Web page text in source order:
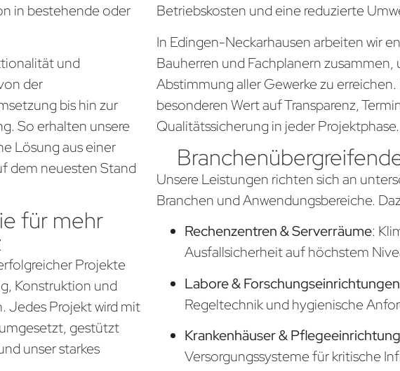
in bestehende oder
und
der
bis hin zur
So erhalten unsere
Lösung aus einer
dem neuesten Stand
für mehr
Projekte
Konstruktion und
Jedes Projekt wird mit
gestützt
unser starkes
Betriebskosten und eine reduzierte
In Edingen-Neckarhausen arbeiten wir
Bauherren und Fachplanern
Abstimmung aller Gewerke zu
besonderen Wert auf Transparenz,
Qualitätssicherung in jeder Projektphase.
Unsere Leistungen richten sich an
Branchen und Anwendungsbereiche.
Rechenzentren & Serverräume:
Ausfallsicherheit auf höchstem
Labore & Forschungseinrichtungen
Regeltechnik und hygienische
Krankenhäuser &
Versorgungssysteme für kritische